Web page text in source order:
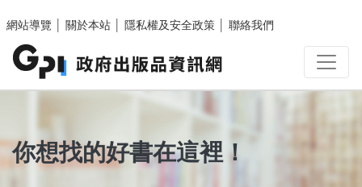
網站導覽
關於本站 隱私權及安全政策 聯絡我們
你想找的好書在這裡！